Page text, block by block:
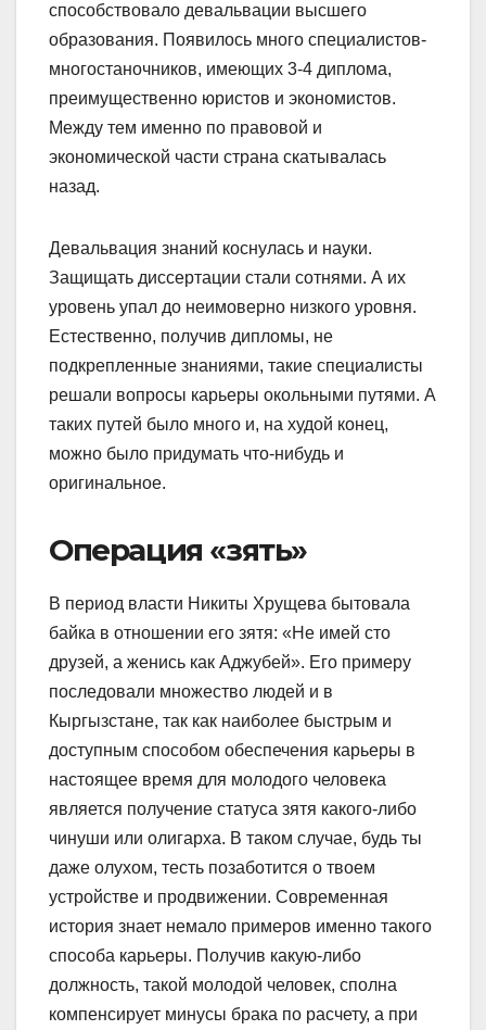
способствовало девальвации высшего
образования. Появилось много специалистов-
многостаночников, имеющих 3-4 диплома,
преимущественно юристов и экономистов.
Между тем именно по правовой и
экономической части страна скатывалась
назад.
Девальвация знаний коснулась и науки.
Защищать диссертации стали сотнями. А их
уровень упал до неимоверно низкого уровня.
Естественно, получив дипломы, не
подкрепленные знаниями, такие специалисты
решали вопросы карьеры окольными путями. А
таких путей было много и, на худой конец,
можно было придумать что-нибудь и
оригинальное.
Операция «зять»
В период власти Никиты Хрущева бытовала
байка в отношении его зятя: «Не имей сто
друзей, а женись как Аджубей». Его примеру
последовали множество людей и в
Кыргызстане, так как наиболее быстрым и
доступным способом обеспечения карьеры в
настоящее время для молодого человека
является получение статуса зятя какого-либо
чинуши или олигарха. В таком случае, будь ты
даже олухом, тесть позаботится о твоем
устройстве и продвижении. Современная
история знает немало примеров именно такого
способа карьеры. Получив какую-либо
должность, такой молодой человек, сполна
компенсирует минусы брака по расчету, а при